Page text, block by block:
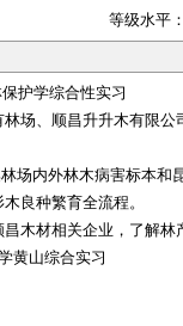
等级水平
护学综合性实习
场、顺昌升升木有限公
场内外林木病害标本和
良种繁育全流程。
木材相关企业，了解
黄山综合实习